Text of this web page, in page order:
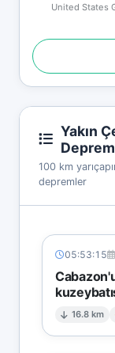
United States
Yakın
100 km
depremler
05:53:15
16.8 km